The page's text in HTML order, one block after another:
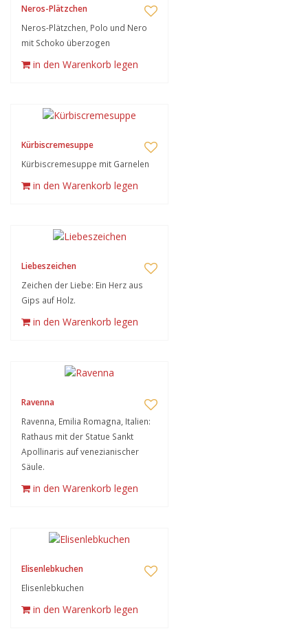
Neros-Plätzchen
Neros-Plätzchen, Polo und Nero
mit Schoko überzogen
in den Warenkorb legen
Kürbiscremesuppe
Kürbiscremesuppe mit Garnelen
in den Warenkorb legen
Liebeszeichen
Zeichen der Liebe: Ein Herz aus
Gips auf Holz.
in den Warenkorb legen
Ravenna
Ravenna, Emilia Romagna, Italien:
Rathaus mit der Statue Sankt
Apollinaris auf venezianischer
Säule.
in den Warenkorb legen
Elisenlebkuchen
Elisenlebkuchen
in den Warenkorb legen